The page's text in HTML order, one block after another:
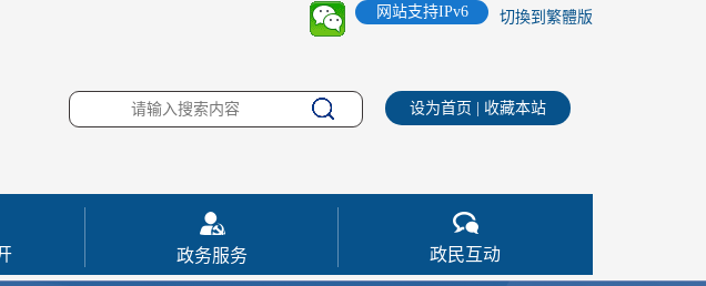
切換到繁體版
网站支持IPv6
设为首页 收藏本站
政务服务 政民互动